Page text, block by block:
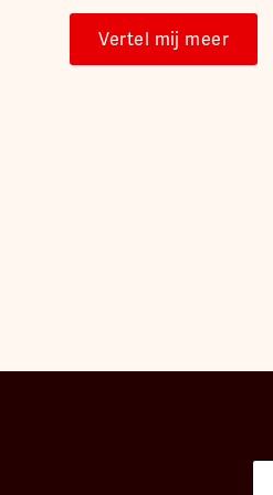
Vertel mij meer